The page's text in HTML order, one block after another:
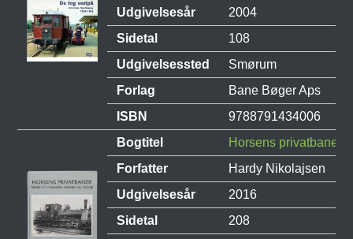
Udgivelsesår
2004
Sidetal
108
Udgivelsessted
Smørum
Forlag
Bane Bøger Aps
ISBN
9788791434006
Bogtitel
Horsens privatbaner
Forfatter
Hardy Nikolajsen
Udgivelsesår
2016
Sidetal
208